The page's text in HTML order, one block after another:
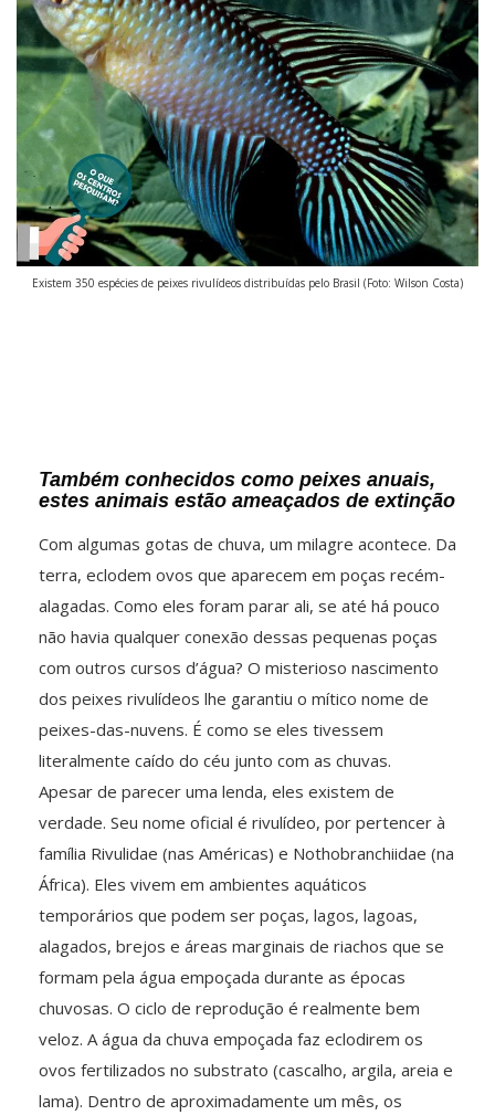
Existem 350 espécies de peixes rivulídeos distribuídas pelo Brasil (Foto: Wilson Costa)
Também conhecidos como peixes anuais,
estes animais estão ameaçados de extinção
Com algumas gotas de chuva, um milagre acontece. Da
terra, eclodem ovos que aparecem em poças recém-
alagadas. Como eles foram parar ali, se até há pouco
não havia qualquer conexão dessas pequenas poças
com outros cursos d’água? O misterioso nascimento
dos peixes rivulídeos lhe garantiu o mítico nome de
peixes-das-nuvens. É como se eles tivessem
literalmente caído do céu junto com as chuvas.
Apesar de parecer uma lenda, eles existem de
verdade. Seu nome oficial é rivulídeo, por pertencer à
família Rivulidae (nas Américas) e Nothobranchiidae (na
África). Eles vivem em ambientes aquáticos
temporários que podem ser poças, lagos, lagoas,
alagados, brejos e áreas marginais de riachos que se
formam pela água empoçada durante as épocas
chuvosas. O ciclo de reprodução é realmente bem
veloz. A água da chuva empoçada faz eclodirem os
ovos fertilizados no substrato (cascalho, argila, areia e
lama). Dentro de aproximadamente um mês, os